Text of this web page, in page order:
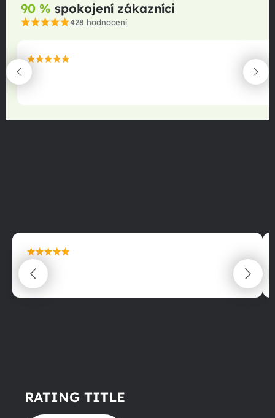
90 % spokojení zákazníci
428 hodnocení
maximální spokojenost
22.06.2025
maximální spokojenost
22.06.2025
RATING TITLE